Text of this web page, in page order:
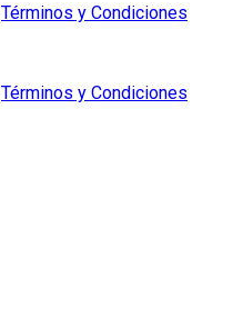
Términos y Condiciones
Términos y Condiciones